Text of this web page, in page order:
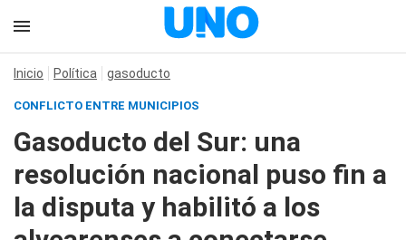
Inicio Política gasoducto
CONFLICTO ENTRE MUNICIPIOS
Gasoducto del Sur: una
resolución nacional puso fin a
la disputa y habilitó a los